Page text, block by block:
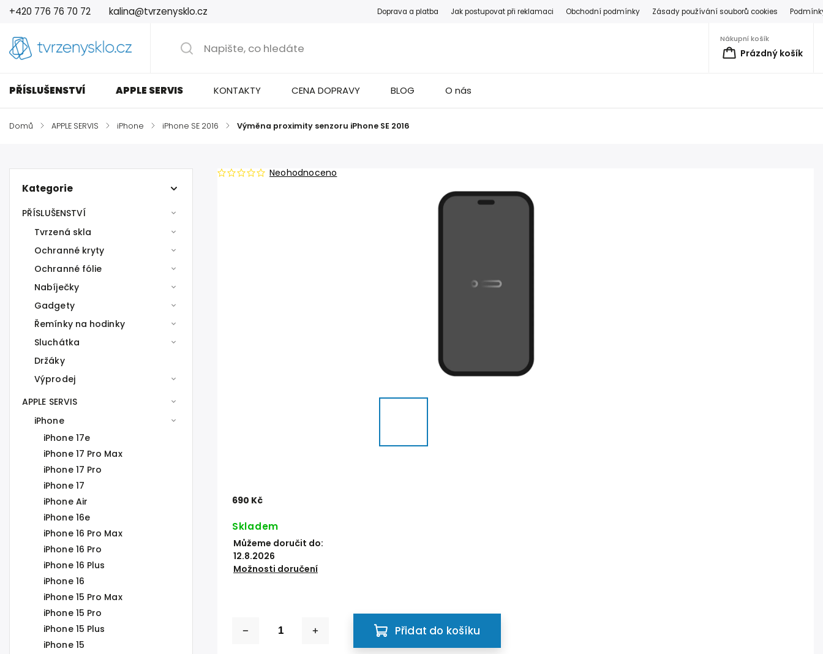
+420 776 76 70 72 kalina@tvrzenysklo.cz Doprava a platba Jak postupovat při reklamaci Obchodní podmínky Zásady používání souborů cookies
Nákupní košík
Prázdný košík
PŘÍSLUŠENSTVÍ APPLE SERVIS KONTAKTY CENA DOPRAVY BLOG O nás
Domů / APPLE SERVIS / iPhone / iPhone SE 2016 / Výměna proximity senzoru iPhone SE 2016
Kategorie
PŘÍSLUŠENSTVÍ
Tvrzená skla
Ochranné kryty
Ochranné fólie
Nabíječky
Gadgety
Řemínky na hodinky
Sluchátka
Držáky
Výprodej
APPLE SERVIS
iPhone
iPhone 17e
iPhone 17 Pro Max
iPhone 17 Pro
iPhone 17
iPhone Air
iPhone 16e
iPhone 16 Pro Max
iPhone 16 Pro
iPhone 16 Plus
iPhone 16
iPhone 15 Pro Max
iPhone 15 Pro
iPhone 15 Plus
iPhone 15
Neohodnoceno
690 Kč
Skladem
Můžeme doručit do:
12.8.2026
Možnosti doručení
Přidat do košíku